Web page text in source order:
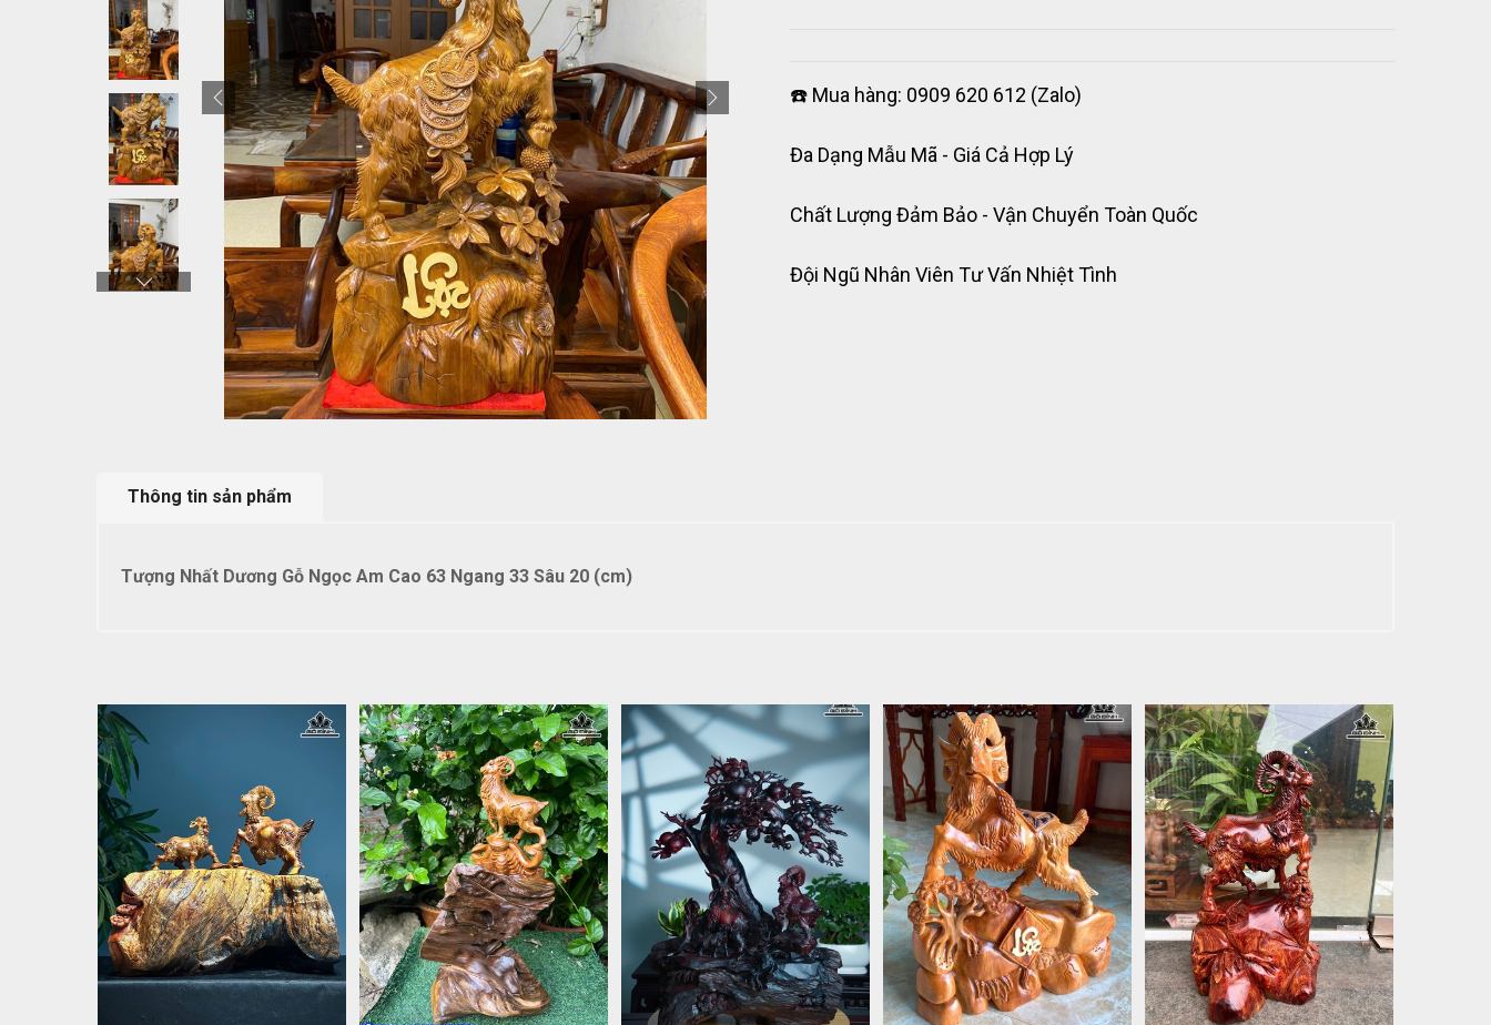
☎️ Mua hàng: 0909 620 612 (Zalo)
Đa Dạng Mẫu Mã - Giá Cả Hợp Lý
Chất Lượng Đảm Bảo - Vận Chuyển Toàn Quốc
Đội Ngũ Nhân Viên Tư Vấn Nhiệt Tình
Thông tin sản phẩm
Tượng Nhất Dương Gỗ Ngọc Am Cao 63 Ngang 33 Sâu 20 (cm)